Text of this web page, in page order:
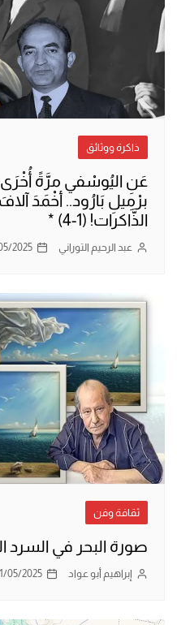
ذاكرة ووثائق
عَنِ اليُوسْفي مرَّةً
برْمِيلِ بَارُود.. أخْمَدَ
الذَّاكرات! (1-4) *
عبد الرحيم التوراني 2025
ثقافة وفن
صورة البحر في السرد
إبراهيم أبو عواد 05/2025